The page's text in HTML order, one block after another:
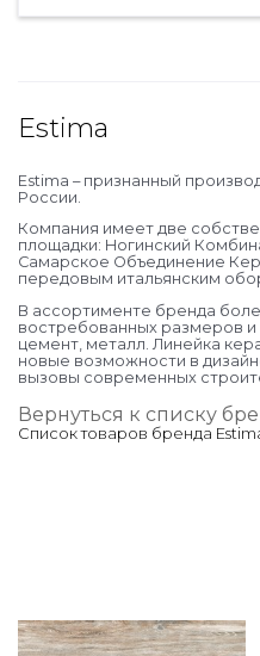
Estima
Estima – признанный
России.
Компания имеет две
площадки: Ногинский
Самарское Объединение
передовым итальянским
В ассортименте бренда
востребованных размеров
цемент, металл. Линейка
новые возможности в
вызовы современных
Вернуться к списку
Список товаров бренда